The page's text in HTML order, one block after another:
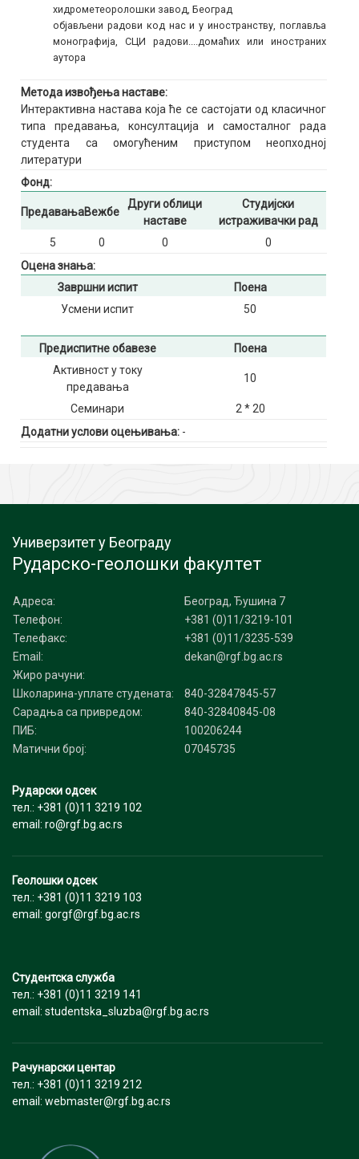
хидрометеоролошки завод, Београд
објављени радови код нас и у иностранству, поглавља
монографија, СЦИ радови....домаћих или иностраних
аутора
Метода извођења наставе:
Интерактивна настава која ће се састојати од класичног
типа предавања, консултација и самосталног рада
студента са омогућеним приступом неопходној
литератури
Фонд:
ПредавањаВежбе
Други облици
наставе
Студијски
истраживачки рад
5
0 0
0
Оцена знања:
Завршни испит
Поена
Усмени испит
50
Предиспитне обавезе
Поена
Активност у току
предавања
10
Семинари
2 * 20
Додатни услови оцењивања: -
Универзитет у Београду
Рударско-геолошки факултет
Адреса:
Београд, Ђушина 7
Телефон:
+381 (0)11/3219-101
Телефакс:
+381 (0)11/3235-539
Email:
dekan@rgf.bg.ac.rs
Жиро рачуни:
Школарина-уплате студената:
840-32847845-57
Сарадња са привредом:
840-32840845-08
ПИБ:
100206244
Матични број:
07045735
Рударски одсек
тел.: +381 (0)11 3219 102
email: ro@rgf.bg.ac.rs
Геолошки одсек
тел.: +381 (0)11 3219 103
email: gorgf@rgf.bg.ac.rs
Студентска служба
тел.: +381 (0)11 3219 141
email: studentska_sluzba@rgf.bg.ac.rs
Рачунарски центар
тел.: +381 (0)11 3219 212
email: webmaster@rgf.bg.ac.rs